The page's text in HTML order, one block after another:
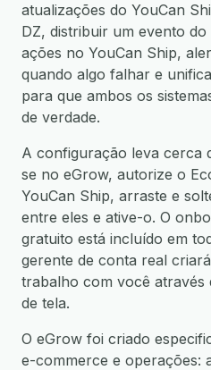
atualizações do YouCan
DZ, distribuir um evento do
ações no YouCan Ship,
quando algo falhar e
para que ambos os
de verdade.
A configuração leva cerca
se no eGrow, autorize o
YouCan Ship, arraste e
entre eles e ative-o. O
gratuito está incluído em
gerente de conta real
trabalho com você através
de tela.
O eGrow foi criado
e-commerce e operações: